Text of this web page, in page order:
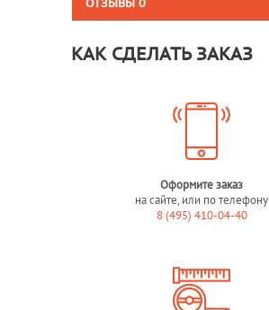
ОТЗЫВЫ 0
КАК СДЕЛАТЬ ЗАКАЗ
Оформите заказ
на сайте, или по телефону
8 (495) 410-04-40